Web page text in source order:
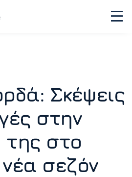
Σκέψεις
στην
στο
νέα σεζόν